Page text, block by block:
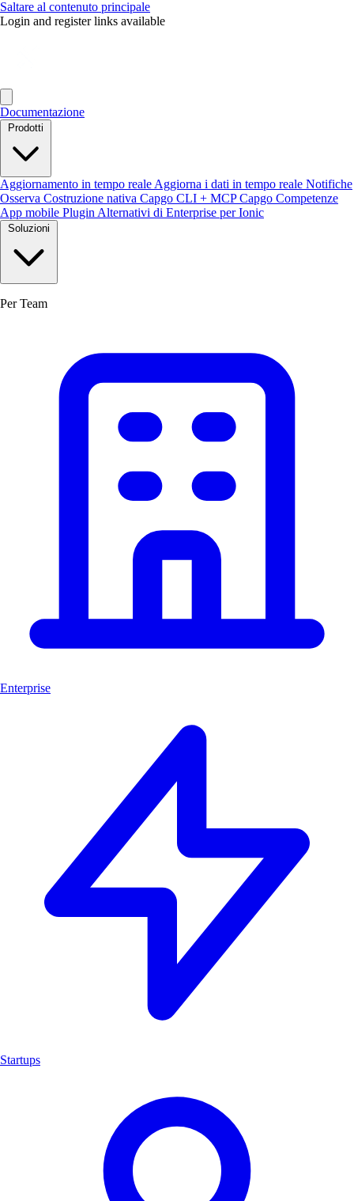
Saltare al contenuto principale
Login and register links available
Documentazione
Prodotti
Aggiornamento in tempo reale Aggiorna i dati in tempo reale Notifiche
Osserva Costruzione nativa Capgo CLI + MCPCapgo Competenze
App mobile Plugin Alternativi di Enterprise per Ionic
Soluzioni
Per Team
Enterprise
Startups